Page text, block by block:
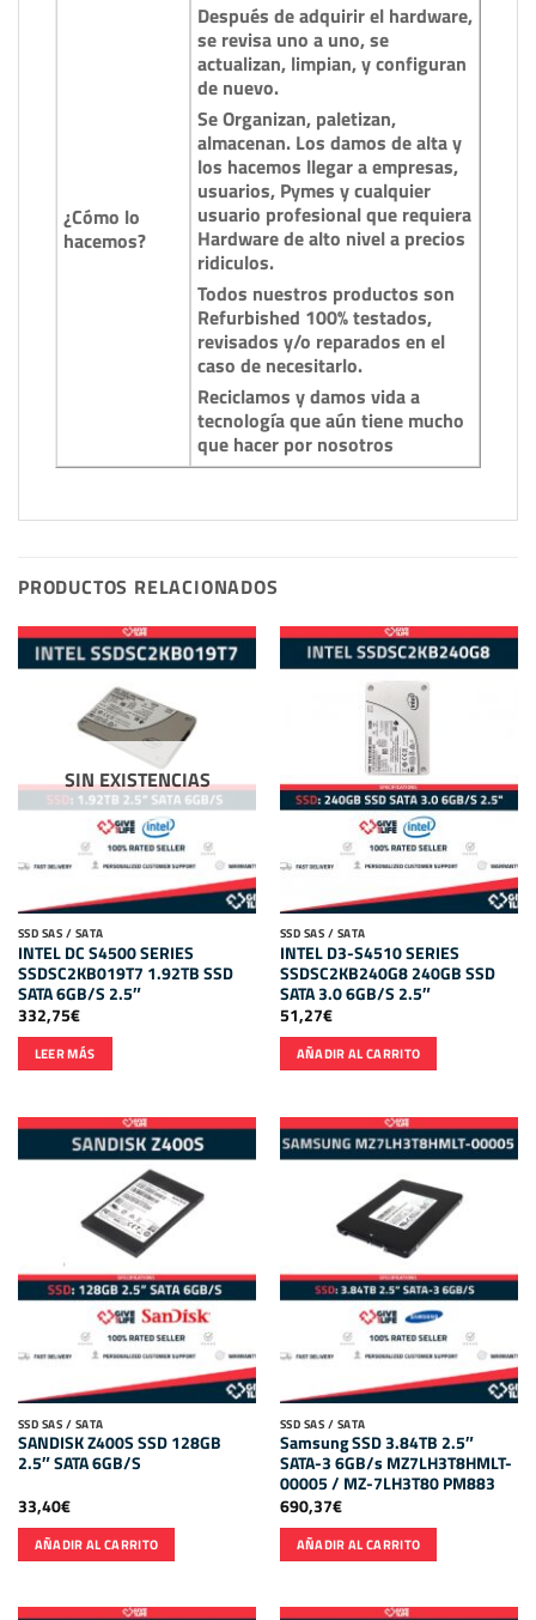
¿Cómo lo
hacemos?
Después de adquirir el hardware,
se revisa uno a uno, se
actualizan, limpian, y configuran
de nuevo.
Se Organizan, paletizan,
almacenan. Los damos de alta y
los hacemos llegar a empresas,
usuarios, Pymes y cualquier
usuario profesional que requiera
Hardware de alto nivel a precios
ridiculos.
Todos nuestros productos son
Refurbished 100% testados,
revisados y/o reparados en el
caso de necesitarlo.
Reciclamos y damos vida a
tecnología que aún tiene mucho
que hacer por nosotros
PRODUCTOS RELACIONADOS
SIN EXISTENCIAS
SSD SAS / SATA
INTEL DC S4500 SERIES
SSDSC2KB019T7 1.92TB SSD
SATA 6GB/S 2.5″
332,75€
LEER MÁS
SSD SAS / SATA
INTEL D3-S4510 SERIES
SSDSC2KB240G8 240GB SSD
SATA 3.0 6GB/S 2.5″
51,27€
AÑADIR AL CARRITO
SSD SAS / SATA
SANDISK Z400S SSD 128GB
2.5″ SATA 6GB/S
33,40€
AÑADIR AL CARRITO
SSD SAS / SATA
Samsung SSD 3.84TB 2.5″
SATA-3 6GB/s MZ7LH3T8HMLT-
00005 / MZ-7LH3T80 PM883
690,37€
AÑADIR AL CARRITO